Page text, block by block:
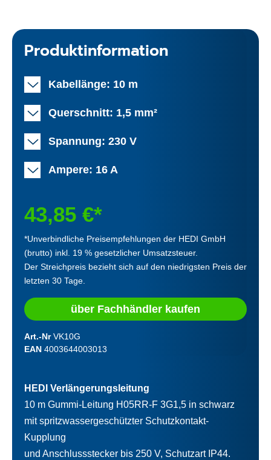
Produktinformation
Kabellänge: 10 m
Querschnitt: 1,5 mm²
Spannung: 230 V
Ampere: 16 A
43,85 €*
*Unverbindliche Preisempfehlungen der HEDI GmbH
(brutto) inkl. 19 % gesetzlicher Umsatzsteuer.
Der Streichpreis bezieht sich auf den niedrigsten Preis der
letzten 30 Tage.
über Fachhändler kaufen
Art.-NrVK10G
EAN 4003644003013
HEDI Verlängerungsleitung
10 m Gummi-Leitung H05RR-F 3G1,5 in schwarz
mit spritzwassergeschützter Schutzkontakt-
Kupplung
und Anschlussstecker bis 250 V, Schutzart IP44.